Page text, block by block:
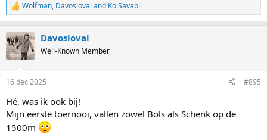
R
e
c
t
i
s
Wolfman, Davosloval and Ko Savabli
Davosloval
Well-Known Member
16 dec 2025 #895
Hé, was ik ook bij!
Mijn eerste toernooi, vallen zowel Bols als Schenk op de
1500m